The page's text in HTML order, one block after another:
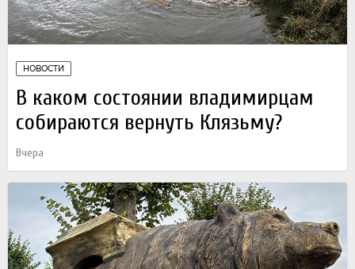
НОВОСТИ
В каком состоянии владимирцам
собираются вернуть Клязьму?
Вчера